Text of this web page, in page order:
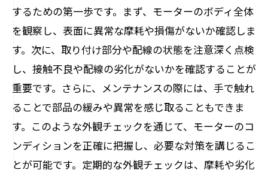
するための第一歩です。まず、モーターのボディ全体
を観察し、表面に異常な摩耗や損傷がないか確認しま
す。次に、取り付け部分や配線の状態を注意深く点検
し、接触不良や配線の劣化がないかを確認することが
重要です。さらに、メンテナンスの際には、手で触れ
ることで部品の緩みや異常を感じ取ることもできま
す。このような外観チェックを通じて、モーターのコ
ンディションを正確に把握し、必要な対策を講じるこ
とが可能です。定期的な外観チェックは、摩耗や劣化